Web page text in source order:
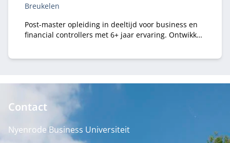
Breukelen
Post-master opleiding in deeltijd voor business en
financial controllers met 6+ jaar ervaring. Ontwikkel
Contact
Nyenrode Business Universiteit